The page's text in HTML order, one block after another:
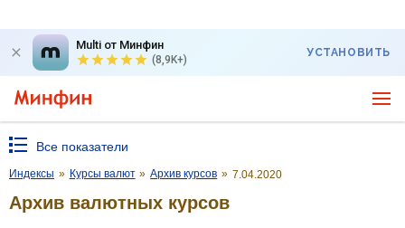
Multi от Минфин
(8,9K+)
УСТАНОВИТЬ
Все показатели
Индексы » Курсы валют » Архив курсов » 7.04.2020
Архив валютных курсов